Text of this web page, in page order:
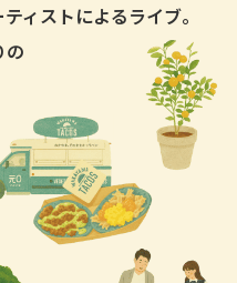
ィストによるライブ。
の